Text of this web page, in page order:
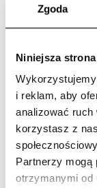
Zgoda
Niniejsza
i reklam, aby
analizować
korzystasz z
Partnerzy mogą
otrzymanymi od